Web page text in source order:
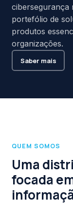
cibersegurança
portefólio de
produtos
organizações.
Saber mais
QUEM SOMOS
Uma
focada